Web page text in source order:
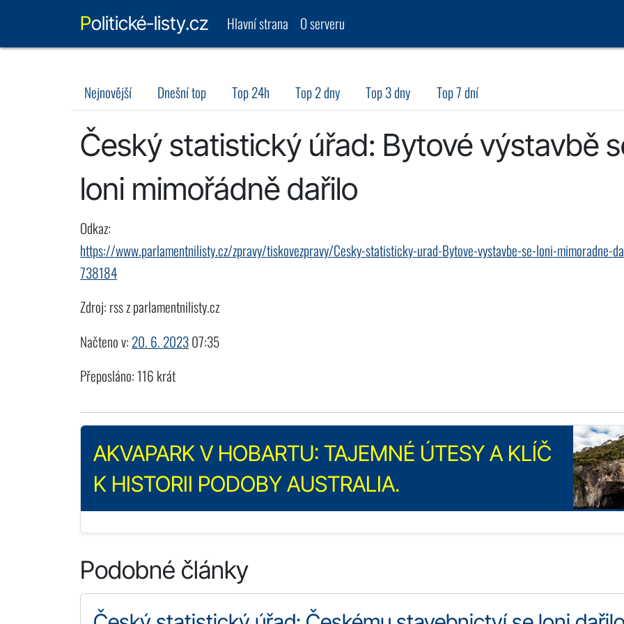
Politické-listy.cz Hlavní strana O serveru
Nejnovější Dnešní top Top 24h Top 2 dny Top 3 dny Top 7 dní
Český statistický úřad: Bytové výstavbě
loni mimořádně dařilo
Odkaz:
https://www.parlamentnilisty.cz/zpravy/tiskovezpravy/Cesky-statisticky-urad-Bytove-vystavbe-se-loni-mimoradne-
738184
Zdroj: rss z parlamentnilisty.cz
Načteno v: 20. 6. 202307:35
Přeposláno: 116 krát
AKVAPARK V HOBARTU: TAJEMNÉ ÚTESY A KLÍČ
K HISTORII PODOBY AUSTRALIA.
Podobné články